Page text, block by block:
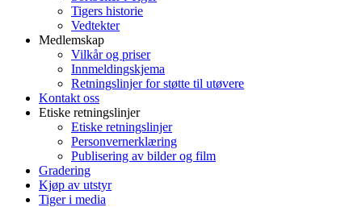
Tigers historie
Vedtekter
Medlemskap
Vilkår og priser
Innmeldingskjema
Retningslinjer for støtte til utøvere
Kontakt oss
Etiske retningslinjer
Etiske retningslinjer
Personvernerklæring
Publisering av bilder og film
Gradering
Kjøp av utstyr
Tiger i media